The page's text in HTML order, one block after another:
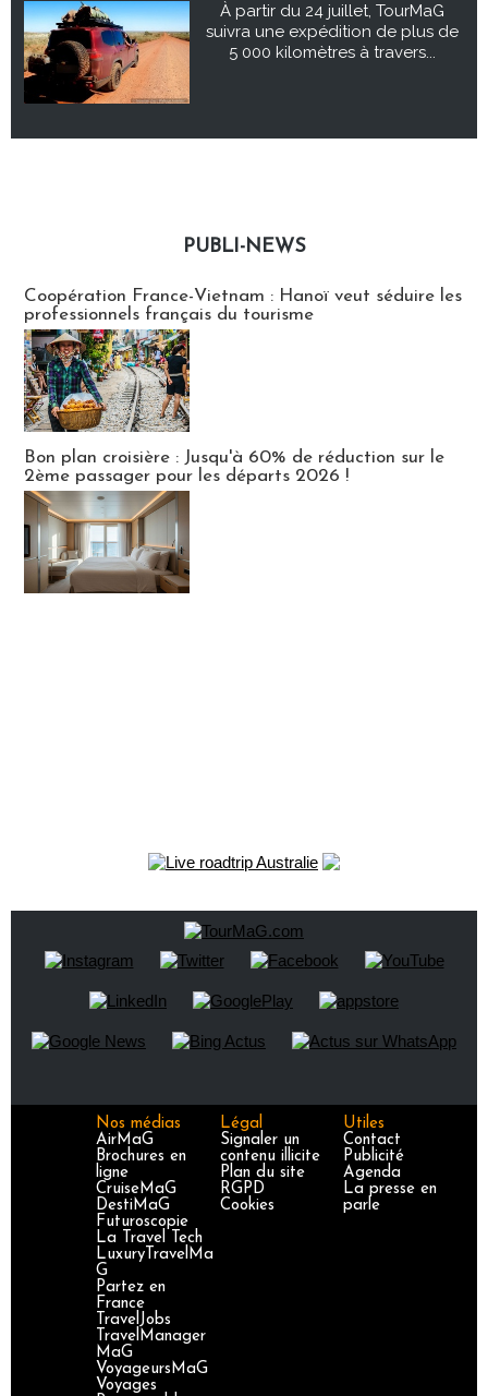
À partir du 24 juillet, TourMaG
suivra une expédition de plus de
5 000 kilomètres à travers...
PUBLI-NEWS
Coopération France-Vietnam : Hanoï veut séduire les
professionnels français du tourisme
Bon plan croisière : Jusqu'à 60% de réduction sur le
2ème passager pour les départs 2026 !
Nos médias
AirMaG
Brochures en
ligne
CruiseMaG
DestiMaG
Futuroscopie
La Travel Tech
LuxuryTravelMa
G
Partez en
France
TravelJobs
TravelManager
MaG
VoyageursMaG
Voyages
Légal
Signaler un
contenu illicite
Plan du site
RGPD
Cookies
Utiles
Contact
Publicité
Agenda
La presse en
parle